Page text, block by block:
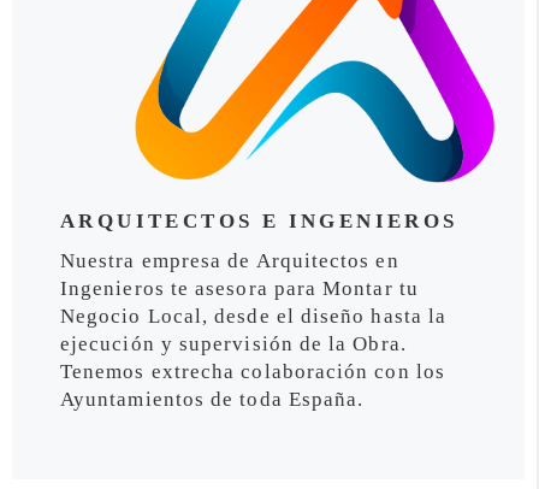
ARQUITECTOS E INGENIEROS
Nuestra empresa de Arquitectos en
Ingenieros te asesora para Montar tu
Negocio Local, desde el diseño hasta la
ejecución y supervisión de la Obra.
Tenemos extrecha colaboración con los
Ayuntamientos de toda España.